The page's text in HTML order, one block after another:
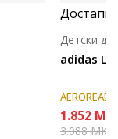
adidas
Детски
AEROREADY
1.852
3.088MKD